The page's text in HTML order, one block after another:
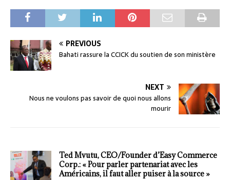
PREVIOUS
Bahati rassure la CCICK du soutien de son ministère
NEXT
Nous ne voulons pas savoir de quoi nous allons
mourir
Ted Mvutu, CEO/Founder d’Easy Commerce
Corp.: « Pour parler partenariat avec les
Américains, il faut aller puiser à la source »